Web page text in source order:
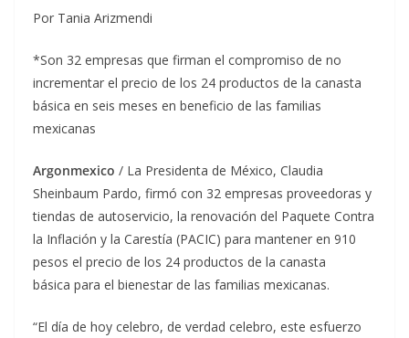
Por Tania Arizmendi
*Son 32 empresas que firman el compromiso de no
incrementar el precio de los 24 productos de la canasta
básica en seis meses en beneficio de las familias
mexicanas
Argonmexico / La Presidenta de México, Claudia
Sheinbaum Pardo, firmó con 32 empresas proveedoras y
tiendas de autoservicio, la renovación del Paquete Contra
la Inflación y la Carestía (PACIC) para mantener en 910
pesos el precio de los 24 productos de la canasta
básica para el bienestar de las familias mexicanas.
“El día de hoy celebro, de verdad celebro, este esfuerzo